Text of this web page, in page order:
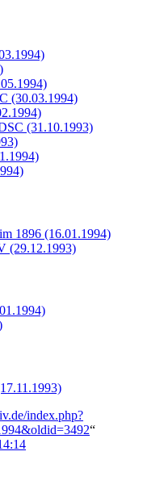
(30.03.1994)
(31.10.1993)
1896 (16.01.1994)
(29.12.1993)
index.php?
“